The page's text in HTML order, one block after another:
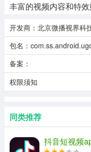
丰富的视频内容和特
开发商：北京微播视界科
包名：
备案：
权限须知
同类推荐
抖音短视频